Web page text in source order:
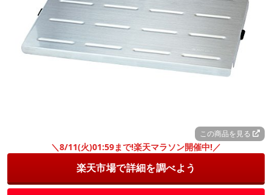
この商品を見る
＼8/11(火)01:59まで!楽天マラソン開催中!／
楽天市場で詳細を調べよう